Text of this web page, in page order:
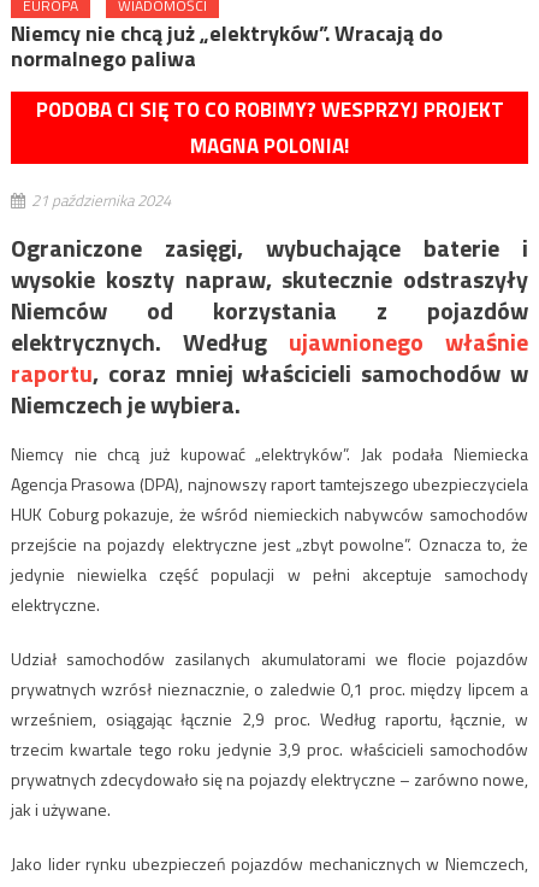
EUROPA WIADOMOŚCI
Niemcy nie chcą już „elektryków”. Wracają do
normalnego paliwa
PODOBA CI SIĘ TO CO ROBIMY? WESPRZYJ PROJEKT
MAGNA POLONIA!
21 października 2024
Ograniczone zasięgi, wybuchające baterie i
wysokie koszty napraw, skutecznie odstraszyły
Niemców od korzystania z pojazdów
elektrycznych. Według ujawnionego właśnie
raportu, coraz mniej właścicieli samochodów w
Niemczech je wybiera.
Niemcy nie chcą już kupować „elektryków”. Jak podała Niemiecka
Agencja Prasowa (DPA), najnowszy raport tamtejszego ubezpieczyciela
HUK Coburg pokazuje, że wśród niemieckich nabywców samochodów
przejście na pojazdy elektryczne jest „zbyt powolne”. Oznacza to, że
jedynie niewielka część populacji w pełni akceptuje samochody
elektryczne.
Udział samochodów zasilanych akumulatorami we flocie pojazdów
prywatnych wzrósł nieznacznie, o zaledwie 0,1 proc. między lipcem a
wrześniem, osiągając łącznie 2,9 proc. Według raportu, łącznie, w
trzecim kwartale tego roku jedynie 3,9 proc. właścicieli samochodów
prywatnych zdecydowało się na pojazdy elektryczne – zarówno nowe,
jak i używane.
Jako lider rynku ubezpieczeń pojazdów mechanicznych w Niemczech,